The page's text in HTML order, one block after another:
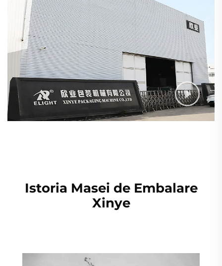
Istoria Masei de Embalare
Xinye